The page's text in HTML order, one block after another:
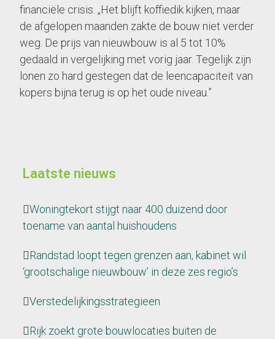
financiële crisis. „Het blijft koffiedik kijken, maar
de afgelopen maanden zakte de bouw niet verder
weg. De prijs van nieuwbouw is al 5 tot 10%
gedaald in vergelijking met vorig jaar. Tegelijk zijn
lonen zo hard gestegen dat de leencapaciteit van
kopers bijna terug is op het oude niveau.”
Laatste nieuws
Woningtekort stijgt naar 400 duizend door
toename van aantal huishoudens
Randstad loopt tegen grenzen aan, kabinet wil
‘grootschalige nieuwbouw’ in deze zes regio’s
Verstedelijkingsstrategieen
Rijk zoekt grote bouwlocaties buiten de